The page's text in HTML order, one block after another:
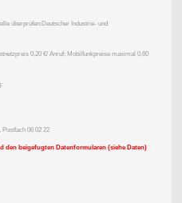
überprüfen:Deutscher Industrie- und
0,20 €/ Anruf; Mobilfunkpreise maximal 0,60
06 02 22
den beigefugten Datenformularen (siehe Daten)